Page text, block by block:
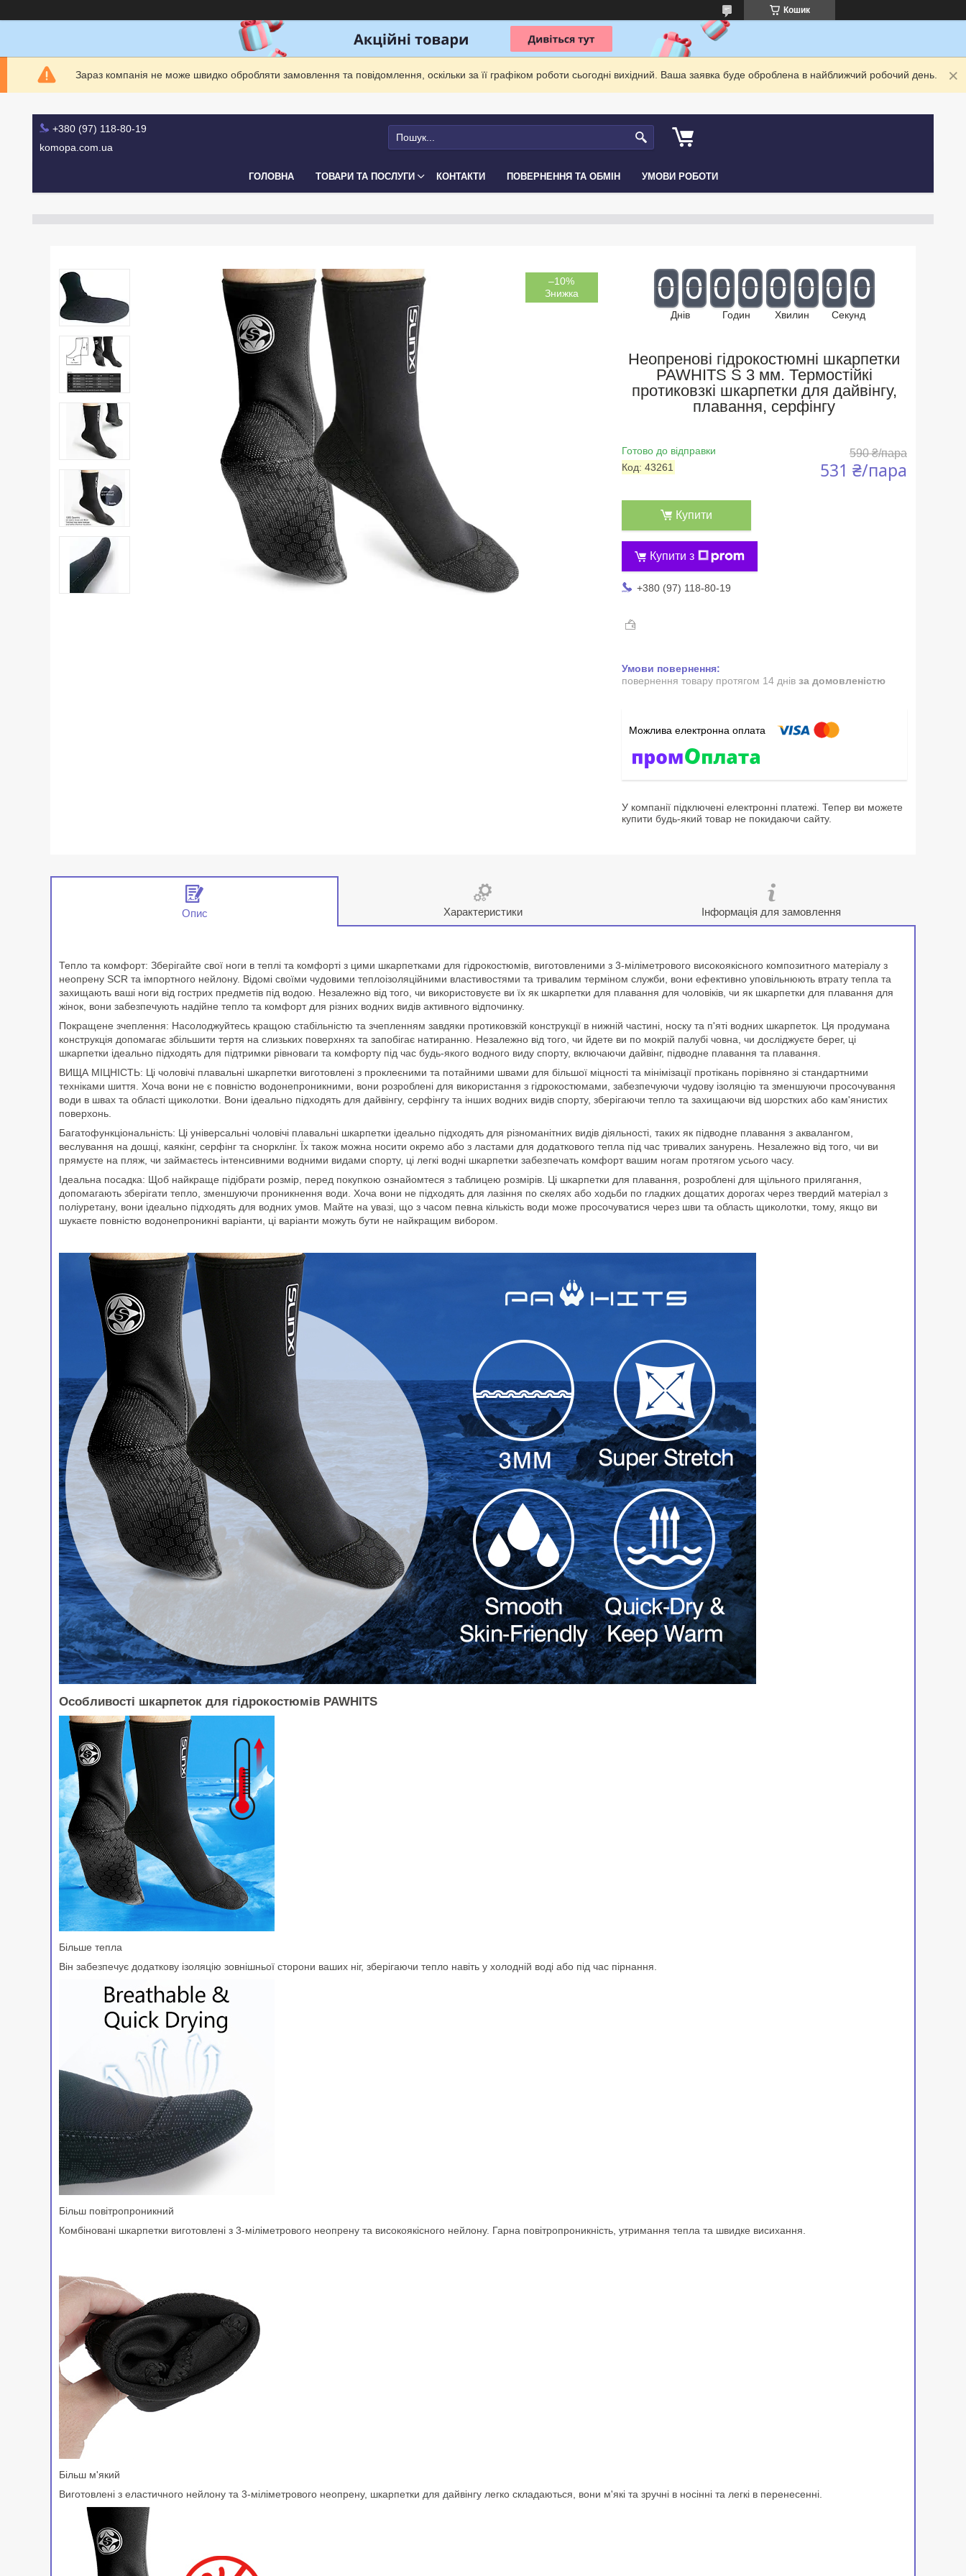
Кошик
Зараз компанія не може швидко обробляти замовлення та повідомлення, оскільки за її графіком роботи сьогодні вихідний. Ваша заявка буде оброблена в найближчий робочий день.
+380 (97) 118-80-19
komopa.com.ua
ГОЛОВНА ТОВАРИ ТА ПОСЛУГИ КОНТАКТИ ПОВЕРНЕННЯ ТА ОБМІН УМОВИ РОБОТИ
–10% 0 0
Днів
0 0
Годин
0 0
Хвилин
0 0
Секунд
Неопренові гідрокостюмні шкарпетки
PAWHITS S 3 мм. Термостійкі
протиковзкі шкарпетки для дайвінгу,
плавання, серфінгу
Готово до відправки
Код: 43261
590 ₴/пара
531 ₴/пара
Купити
Купити з
+380 (97) 118-80-19
повернення товару протягом 14 днів за домовленістю
У компанії підключені електронні платежі. Тепер ви можете
купити будь-який товар не покидаючи сайту.
Опис Характеристики Інформація для замовлення
Тепло та комфорт: Зберігайте свої ноги в теплі та комфорті з цими шкарпетками для гідрокостюмів, виготовленими з 3-міліметрового високоякісного композитного матеріалу з
неопрену SCR та імпортного нейлону. Відомі своїми чудовими теплоізоляційними властивостями та тривалим терміном служби, вони ефективно уповільнюють втрату тепла та
захищають ваші ноги від гострих предметів під водою. Незалежно від того, чи використовуєте ви їх як шкарпетки для плавання для чоловіків, чи як шкарпетки для плавання для
жінок, вони забезпечують надійне тепло та комфорт для різних водних видів активного відпочинку.
Покращене зчеплення: Насолоджуйтесь кращою стабільністю та зчепленням завдяки протиковзкій конструкції в нижній частині, носку та п'яті водних шкарпеток. Ця продумана
конструкція допомагає збільшити тертя на слизьких поверхнях та запобігає натиранню. Незалежно від того, чи йдете ви по мокрій палубі човна, чи досліджуєте берег, ці
шкарпетки ідеально підходять для підтримки рівноваги та комфорту під час будь-якого водного виду спорту, включаючи дайвінг, підводне плавання та плавання.
ВИЩА МІЦНІСТЬ: Ці чоловічі плавальні шкарпетки виготовлені з проклеєними та потайними швами для більшої міцності та мінімізації протікань порівняно зі стандартними
техніками шиття. Хоча вони не є повністю водонепроникними, вони розроблені для використання з гідрокостюмами, забезпечуючи чудову ізоляцію та зменшуючи просочування
води в швах та області щиколотки. Вони ідеально підходять для дайвінгу, серфінгу та інших водних видів спорту, зберігаючи тепло та захищаючи від шорстких або кам'янистих
поверхонь.
Багатофункціональність: Ці універсальні чоловічі плавальні шкарпетки ідеально підходять для різноманітних видів діяльності, таких як підводне плавання з аквалангом,
веслування на дошці, каякінг, серфінг та снорклінг. Їх також можна носити окремо або з ластами для додаткового тепла під час тривалих занурень. Незалежно від того, чи ви
прямуєте на пляж, чи займаєтесь інтенсивними водними видами спорту, ці легкі водні шкарпетки забезпечать комфорт вашим ногам протягом усього часу.
Ідеальна посадка: Щоб найкраще підібрати розмір, перед покупкою ознайомтеся з таблицею розмірів. Ці шкарпетки для плавання, розроблені для щільного прилягання,
допомагають зберігати тепло, зменшуючи проникнення води. Хоча вони не підходять для лазіння по скелях або ходьби по гладких дощатих дорогах через твердий матеріал з
поліуретану, вони ідеально підходять для водних умов. Майте на увазі, що з часом певна кількість води може просочуватися через шви та область щиколотки, тому, якщо ви
шукаєте повністю водонепроникні варіанти, ці варіанти можуть бути не найкращим вибором.
Особливості шкарпеток для гідрокостюмів PAWHITS
Більше тепла
Він забезпечує додаткову ізоляцію зовнішньої сторони ваших ніг, зберігаючи тепло навіть у холодній воді або під час пірнання.
Більш повітропроникний
Комбіновані шкарпетки виготовлені з 3-міліметрового неопрену та високоякісного нейлону. Гарна повітропроникність, утримання тепла та швидке висихання.
Більш м'який
Виготовлені з еластичного нейлону та 3-міліметрового неопрену, шкарпетки для дайвінгу легко складаються, вони м'які та зручні в носінні та легкі в перенесенні.